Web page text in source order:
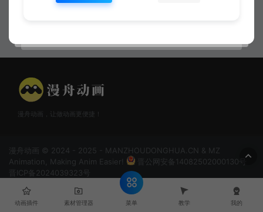
漫舟动画，让做动画更便捷！
漫舟动画 © 2024 - 2025 - MANZHOUDONGHUA.CN & MZ
Animation, Making Anim Easier!
晋公网安备14082502000130号
晋ICP备2024039323号
动画插件 素材管理器 菜单 教学 我的